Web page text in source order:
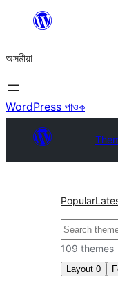
বিষয়বস্তুলৈ
যাওক
অসমীয়া
WordPress পাওক
Popular
সন্ধান
কৰক
109 themes
Layout 0